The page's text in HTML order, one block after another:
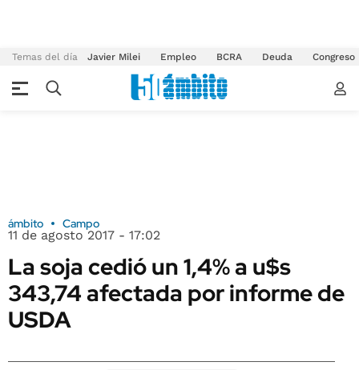
Temas del día Javier Milei Empleo BCRA Deuda Congreso
ámbito Campo
11 de agosto 2017 - 17:02
La soja cedió un 1,4% a u$s
343,74 afectada por informe de
USDA